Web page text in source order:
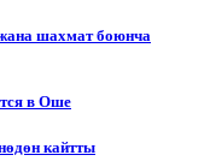
шахмат боюнча
в Оше
кайтты